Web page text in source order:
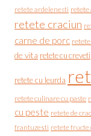
retete ardelenesti retete
retete craciun
carne de porc
de vita retete cu creveti
retete cu leurda
retete culinare cu paste
cu peste retete de
frantuzesti retete fructe